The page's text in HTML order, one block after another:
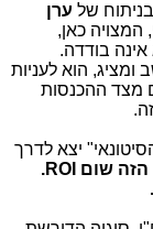
ערן
המצויה כאן,
בודדה.
ומציג, הוא לעניות
מצד ההכנסות
יצא לדרך
הזה שום ROI
.